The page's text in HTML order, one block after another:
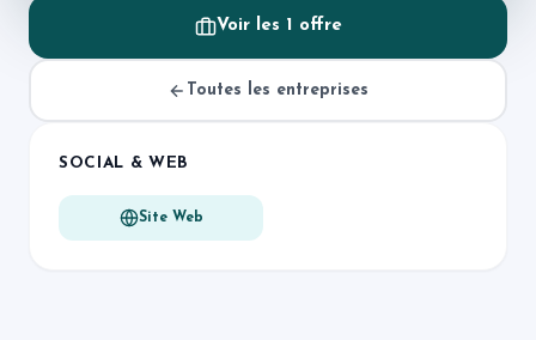
Voir les 1 offre
Toutes les entreprises
SOCIAL & WEB
Site Web